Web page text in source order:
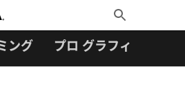
Toggle
Search
ング プロ グラフィックス